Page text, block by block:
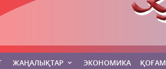
ЖАҢАЛЫҚТАР ЭКОНОМИКА ҚОҒАМ